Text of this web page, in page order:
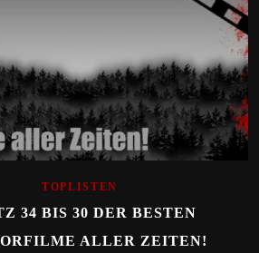
TOPLISTEN
34 BIS 30 DER BESTEN
ALLER ZEITEN!